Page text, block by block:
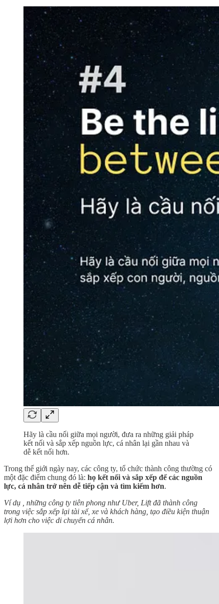
Hãy là cầu nối giữa mọi người, đưa ra những giải pháp
kết nối và sắp xếp nguồn lực, cá nhân lại gần nhau và
dễ kết nối hơn.
Trong thế giới ngày nay, các công ty, tổ chức thành công thường có
một đặc điểm chung đó là: họ kết nối và sắp xếp để các nguồn
lực, cá nhân trở nên dễ tiếp cận và tìm kiếm hơn.
Ví dụ , những công ty tiên phong như Uber, Lift đã thành công
trong việc sắp xếp lại tài xế, xe và khách hàng, tạo điều kiện thuận
lợi hơn cho việc di chuyển cá nhân.